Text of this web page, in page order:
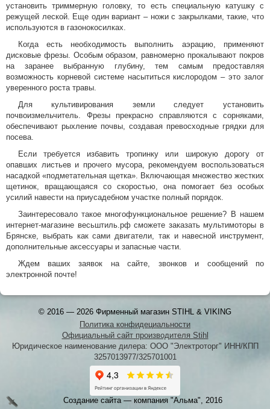
установить триммерную головку, то есть специальную катушку с
режущей леской. Еще один вариант – ножи с закрылками, такие, что
используются в газонокосилках.
Когда есть необходимость выполнить аэрацию, применяют
дисковые фрезы. Особым образом, равномерно прокалывают покров
на заранее выбранную глубину, тем самым предоставляя
возможность корневой системе насытиться кислородом – это залог
уверенного роста травы.
Для культивирования земли следует установить
почвоизмельчитель. Фрезы прекрасно справляются с сорняками,
обеспечивают рыхление почвы, создавая превосходные грядки для
посева.
Если требуется избавить тропинку или широкую дорогу от
опавших листьев и прочего мусора, рекомендуем воспользоваться
насадкой «подметательная щетка». Включающая множество жестких
щетинок, вращающаяся со скоростью, она помогает без особых
усилий навести на приусадебном участке полный порядок.
Заинтересовало такое многофункциональное решение? В нашем
интернет-магазине весьштиль.рф сможете заказать мультимоторы в
Брянске, выбрать как сами двигатели, так и навесной инструмент,
дополнительные аксессуары и запасные части.
Ждем ваших заявок на сайте, звонков и сообщений по
электронной почте!
© 2016 — 2026 Фирменный магазин STIHL & VIKING
Политика конфидециальности
Официальный сайт производителя Stihl
Юридическое наименование дилера: ООО "Электроторг" ИНН/КПП
3257013977/325701001
Создание сайта — компания "Альма", 2016